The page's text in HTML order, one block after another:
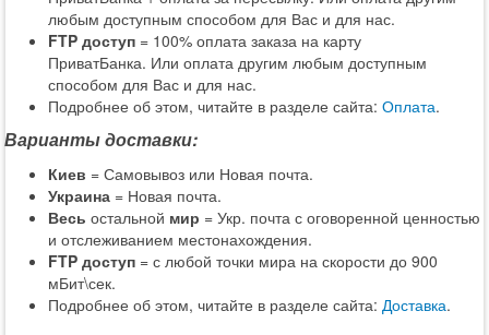
любым доступным способом для Вас и для нас.
FTP доступ = 100% оплата заказа на карту
ПриватБанка. Или оплата другим любым доступным
способом для Вас и для нас.
Подробнее об этом, читайте в разделе сайта: Оплата.
Варианты доставки:
Киев = Самовывоз или Новая почта.
Украина = Новая почта.
Весь остальной мир = Укр. почта с оговоренной ценностью
и отслеживанием местонахождения.
FTP доступ = с любой точки мира на скорости до 900
мБит\сек.
Подробнее об этом, читайте в разделе сайта: Доставка.